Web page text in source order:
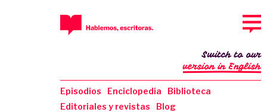
Episodios Enciclopedia
Biblioteca
Editoriales y revistas
Blog
Switch to our
version in English